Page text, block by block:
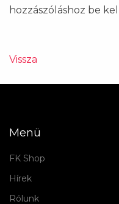
hozzászóláshoz be kell
Vissza
Menü
FK Shop
Hírek
Rólunk